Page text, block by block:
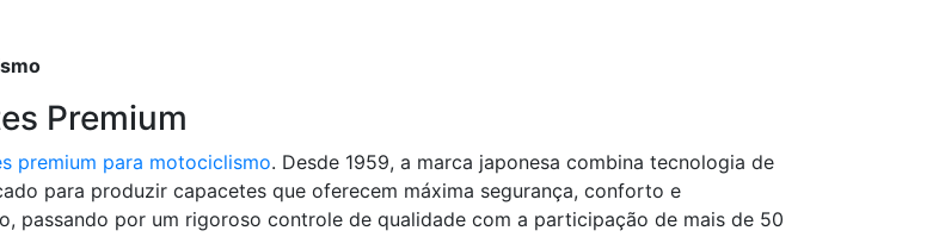
Premium
premium para motociclismo. Desde 1959, a marca japonesa combina tecnologia de
para produzir capacetes que oferecem máxima segurança, conforto e
passando por um rigoroso controle de qualidade com a participação de mais de 50